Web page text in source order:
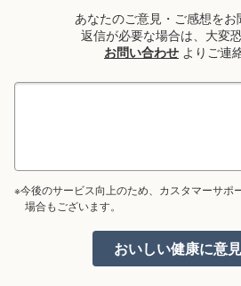
あなたのご意見・ご感想を
返信が必要な場合は、大変
お問い合わせ よりご連
※今後のサービス向上のため、カスタマーサポ
場合もございます。